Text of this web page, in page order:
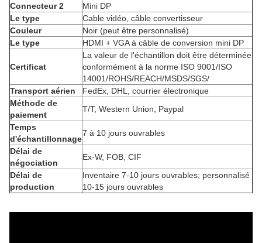
Connecteur 2
Mini DP
Le type
Cable vidéo, câble convertisseur
Couleur
Noir (peut être personnalisé)
Le type
HDMI + VGA à câble de conversion mini DP
Certificat
La valeur de l'échantillon doit être déterminée
conformément à la norme ISO 9001/ISO
14001/ROHS/REACH/MSDS/SGS/
Transport aérien
FedEx, DHL, courrier électronique
Méthode de
paiement
T/T, Western Union, Paypal
Temps
d'échantillonnage
7 à 10 jours ouvrables
Délai de
négociation
Ex-W, FOB, CIF
Délai de
production
Inventaire 7-10 jours ouvrables; personnalisé
10-15 jours ouvrables